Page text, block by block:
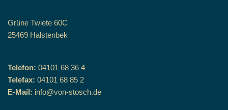
Grüne Twiete 60C
25469 Halstenbek
Telefon: 04101 68 36 4
Telefax: 04101 68 85 2
E-Mail: info@von-stosch.de